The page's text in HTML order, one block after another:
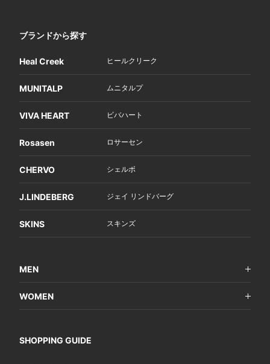
ブランドから探す
Heal Creek ヒールクリーク
MUNITALP ムニタルプ
VIVA HEART ビバハート
Rosasen ロサーセン
CHERVO シェルボ
J.LINDEBERG ジェイ リンドバーグ
SKINS スキンズ
MEN
WOMEN
SHOPPING GUIDE